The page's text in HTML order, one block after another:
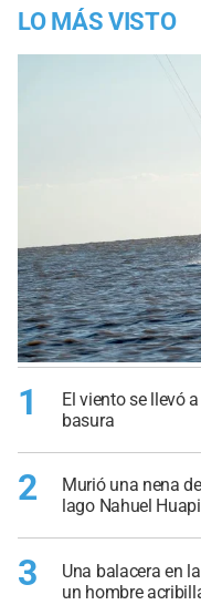
LO MÁS VISTO
1
El viento se llevó
basura
2
Murió una nena
lago Nahuel Huapi
3
Una balacera en
un hombre